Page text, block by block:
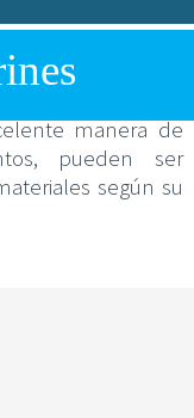
manera de
pueden ser
según su